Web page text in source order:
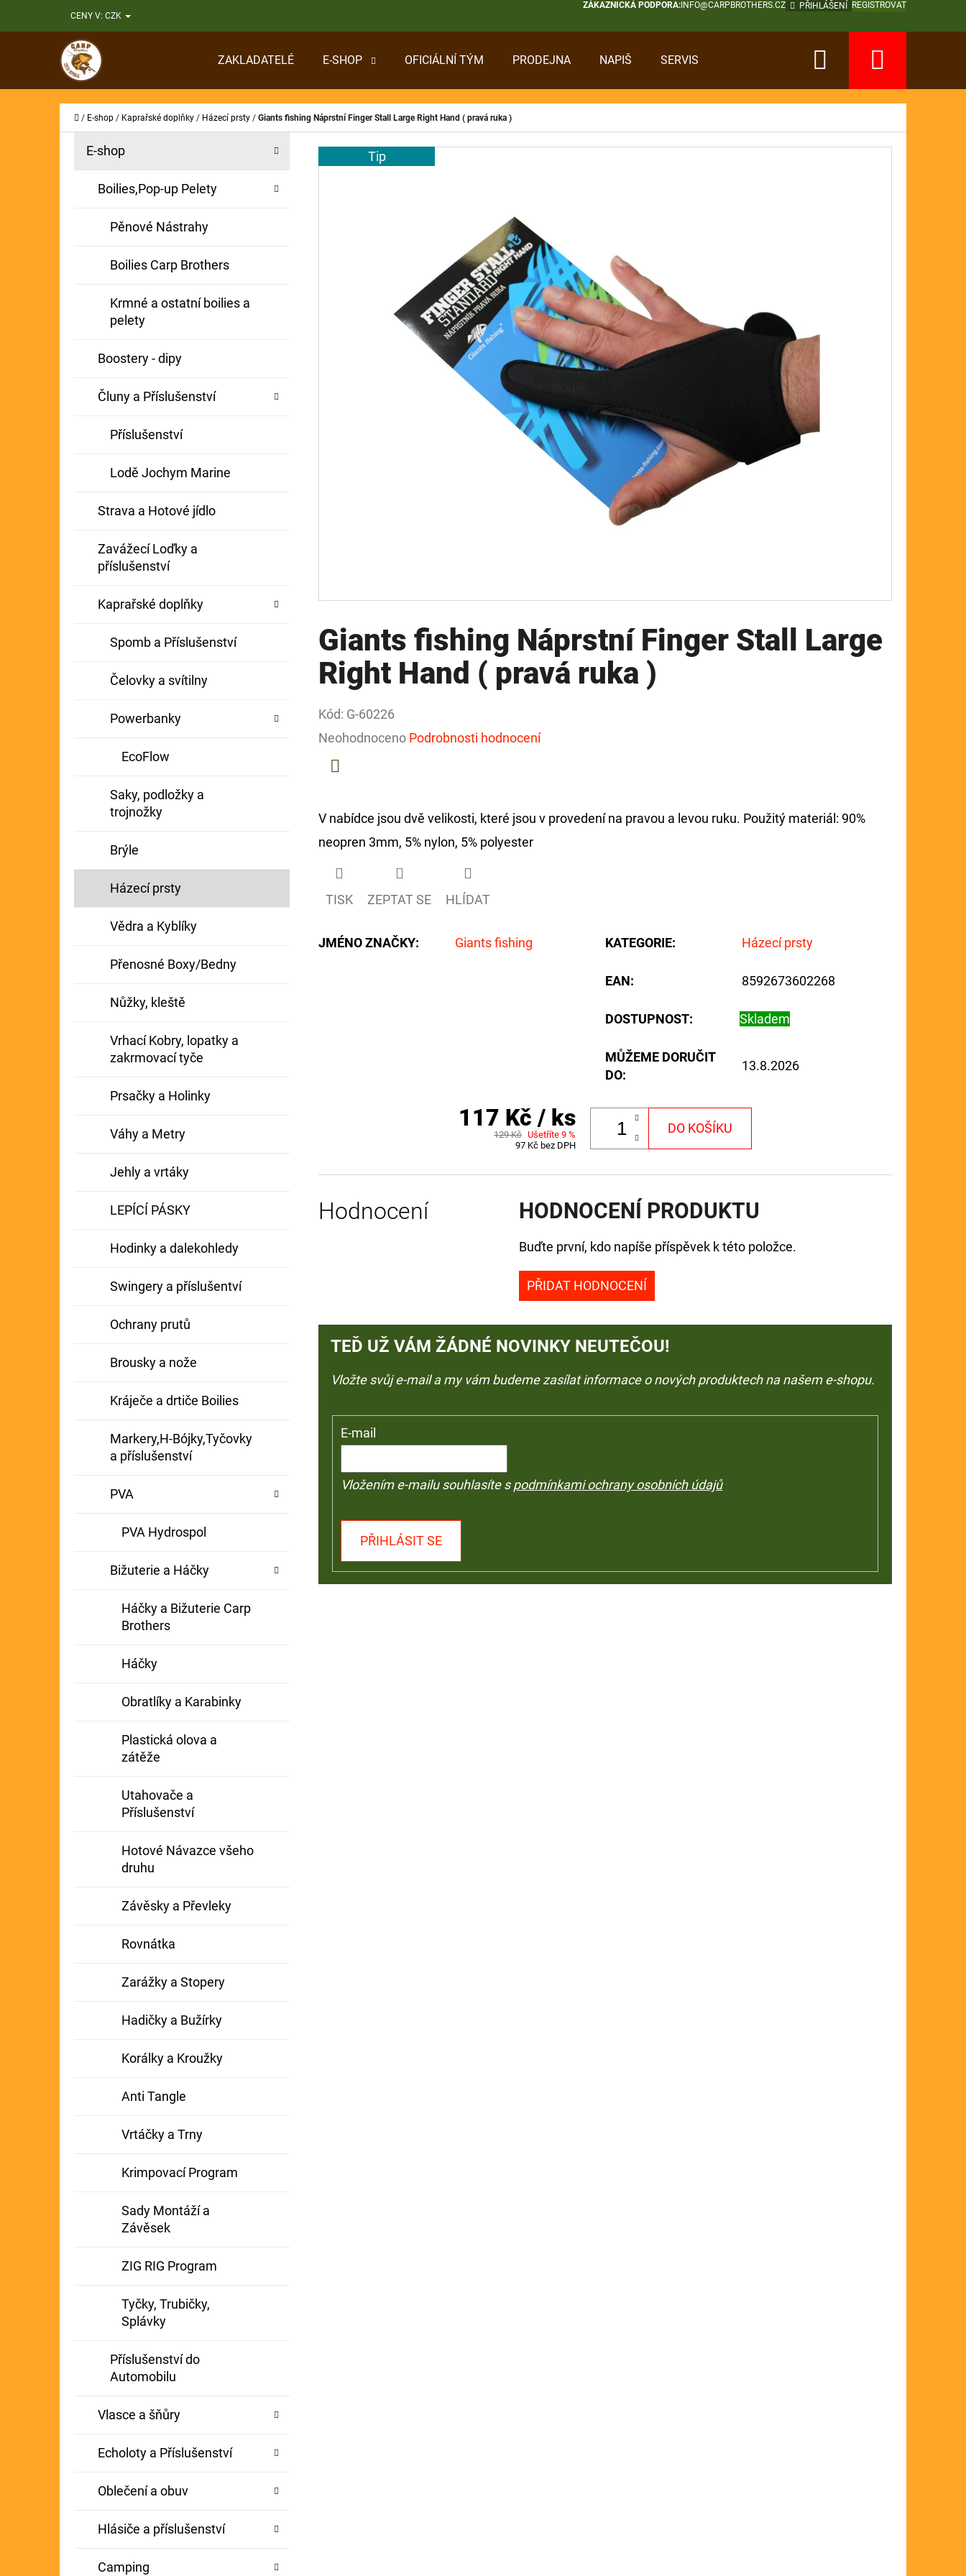
na
CENY V: CZK
ZÁKAZNICKÁ PODPORA:INFO@CARPBROTHERS.CZ PŘIHLÁŠENÍ REGISTROVAT
ZAKLADATELÉ E-SHOP OFICIÁLNÍ TÝM PRODEJNA NAPIŠ SERVIS Hledat
Domů
/ E-shop / Kaprařské doplňky / Házecí prsty / Giants fishing Náprstní Finger Stall Large Right Hand ( pravá ruka )
Přeskočit
E-shop
Boilies,Pop-up Pelety
Pěnové Nástrahy
Boilies Carp Brothers
Krmné a ostatní boilies a
pelety
Boostery - dipy
Čluny a Příslušenství
Příslušenství
Lodě Jochym Marine
Strava a Hotové jídlo
Zavážecí Loďky a
příslušenství
Kaprařské doplňky
Spomb a Příslušenství
Čelovky a svítilny
Powerbanky
EcoFlow
Saky, podložky a
trojnožky
Brýle
Házecí prsty
Vědra a Kyblíky
Přenosné Boxy/Bedny
Nůžky, kleště
Vrhací Kobry, lopatky a
zakrmovací tyče
Prsačky a Holinky
Váhy a Metry
Jehly a vrtáky
LEPÍCÍ PÁSKY
Hodinky a dalekohledy
Swingery a příslušentví
Ochrany prutů
Brousky a nože
Kráječe a drtiče Boilies
Markery,H-Bójky,Tyčovky
a příslušenství
PVA
PVA Hydrospol
Bižuterie a Háčky
Háčky a Bižuterie Carp
Brothers
Háčky
Obratlíky a Karabinky
Plastická olova a
zátěže
Utahovače a
Příslušenství
Hotové Návazce všeho
druhu
Závěsky a Převleky
Rovnátka
Zarážky a Stopery
Hadičky a Bužírky
Korálky a Kroužky
Anti Tangle
Vrtáčky a Trny
Krimpovací Program
Sady Montáží a
Závěsek
ZIG RIG Program
Tyčky, Trubičky,
Splávky
Příslušenství do
Automobilu
Vlasce a šňůry
Echoloty a Příslušenství
Oblečení a obuv
Hlásiče a příslušenství
Camping
Tip
Giants fishing Náprstní Finger Stall Large
Right Hand ( pravá ruka )
Kód: G-60226
Průměrné
hodnocení
hvězdiček.
Neohodnoceno Podrobnosti hodnocení
V nabídce jsou dvě velikosti, které jsou v provedení na pravou a levou ruku. Použitý materiál: 90%
neopren 3mm, 5% nylon, 5% polyester
TISK ZEPTAT SE HLÍDAT
JMÉNO ZNAČKY: Giants fishing KATEGORIE: Házecí prsty
EAN: 8592673602268
DOSTUPNOST: Skladem
MŮŽEME DORUČIT
DO:
13.8.2026
117 Kč / ks
129 Kč Ušetříte 9 %
97 Kč bez DPH
DO KOŠÍKU
Hodnocení HODNOCENÍ PRODUKTU
Buďte první, kdo napíše příspěvek k této položce.
PŘIDAT HODNOCENÍ
TEĎ UŽ VÁM ŽÁDNÉ NOVINKY NEUTEČOU!
Vložte svůj e-mail a my vám budeme zasílat informace o nových produktech na našem e-shopu.
E-mail
Vložením e-mailu souhlasíte spodmínkami ochrany osobních údajů
PŘIHLÁSIT SE
O
Í
Zpět
do
obchodu
Zpět
do
obchodu
CO POTŘEBUJETE NAJÍT?
HLEDAT
BOILIE RIG PLUS 25LB
Původně: 79 Kč
OLOVĚNÁ ZÁTĚŽ DELPHIN
CYBERBARBED S OTVOREM
FOX CARP SUB FLOAT
202 Kč